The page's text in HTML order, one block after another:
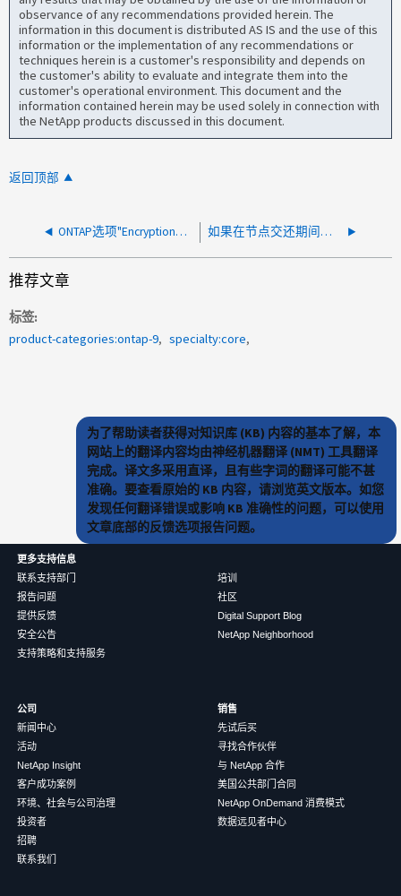
observance of any recommendations provided herein. The
information in this document is distributed AS IS and the use of this
information or the implementation of any recommendations or
techniques herein is a customer's responsibility and depends on
the customer's ability to evaluate and integrate them into the
customer's operational environment. This document and the
information contained herein may be used solely in connection with
the NetApp products discussed in this document.
返回顶部
ONTAP选项"Encryption、cree.UNIY.CLONE、key.disable"的作用是什么 如果在节点交还期间外部密钥管理器不可用、则NVE和NAE卷会发生什么情况？
推荐文章
标签
product-categories:ontap-9
specialty:core
为了帮助读者获得对知识库 (KB) 内容的基本了解，本
网站上的翻译内容均由神经机器翻译 (NMT) 工具翻译
完成。译文多采用直译，且有些字词的翻译可能不甚
准确。要查看原始的 KB 内容，请浏览英文版本。如您
发现任何翻译错误或影响 KB 准确性的问题，可以使用
文章底部的反馈选项报告问题。
更多支持信息
联系支持部门
报告问题
提供反馈
安全公告
支持策略和支持服务
培训
社区
Digital Support Blog
NetApp Neighborhood
公司
新闻中心
活动
NetApp Insight
客户成功案例
环境、社会与公司治理
投资者
招聘
联系我们
销售
先试后买
寻找合作伙伴
与 NetApp 合作
美国公共部门合同
NetApp OnDemand 消费模式
数据远见者中心